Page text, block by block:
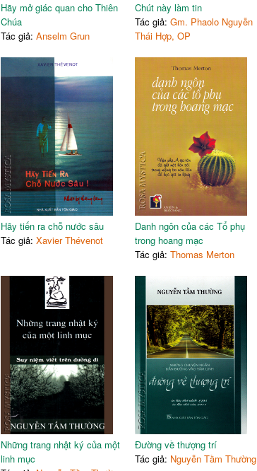
Hãy mở giác quan cho Thiên
Chúa
Tác giả: Anselm Grun
Chút này làm tin
Tác giả: Gm. Phaolo Nguyễn
Thái Hợp, OP
Hãy tiến ra chỗ nước sâu
Tác giả: Xavier Thévenot
Danh ngôn của các Tổ phụ
trong hoang mạc
Tác giả: Thomas Merton
Những trang nhật ký của một
linh mục
Đường về thượng trí
Tác giả: Nguyễn Tầm Thường